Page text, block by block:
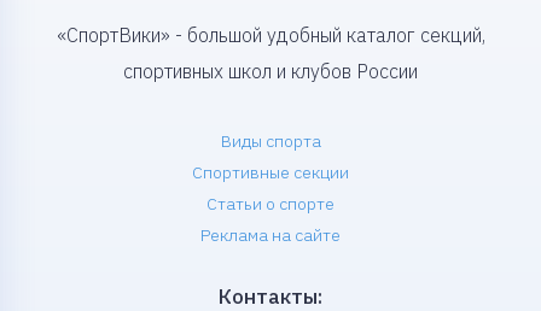
«СпортВики» - большой удобный каталог секций,
спортивных школ и клубов России
Виды спорта
Спортивные секции
Статьи о спорте
Реклама на сайте
Контакты: